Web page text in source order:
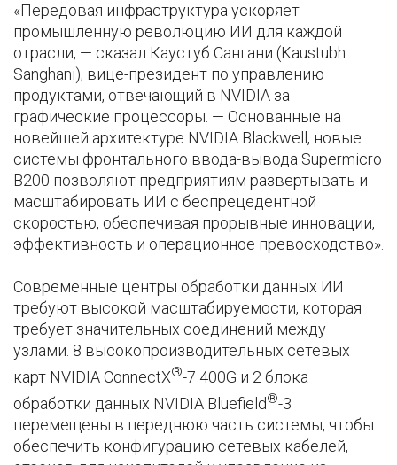
«Передовая инфраструктура ускоряет
промышленную революцию ИИ для каждой
отрасли, — сказал Каустуб Сангани (Kaustubh
Sanghani), вице-президент по управлению
продуктами, отвечающий в NVIDIA за
графические процессоры. — Основанные на
новейшей архитектуре NVIDIA Blackwell, новые
системы фронтального ввода-вывода Supermicro
B200 позволяют предприятиям развертывать и
масштабировать ИИ с беспрецедентной
скоростью, обеспечивая прорывные инновации,
эффективность и операционное превосходство».
Современные центры обработки данных ИИ
требуют высокой масштабируемости, которая
требует значительных соединений между
узлами. 8 высокопроизводительных сетевых
карт NVIDIA ConnectX®-7 400G и 2 блока
обработки данных NVIDIA Bluefield®-3
перемещены в переднюю часть системы, чтобы
обеспечить конфигурацию сетевых кабелей,